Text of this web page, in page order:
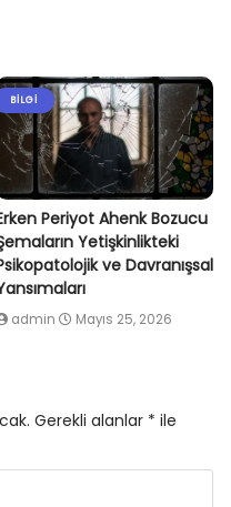
BILGI
Periyot Ahenk Bozucu
Yetişkinlikteki
ve Davranışsal
admin Mayıs 25, 2026
Gerekli alanlar * ile